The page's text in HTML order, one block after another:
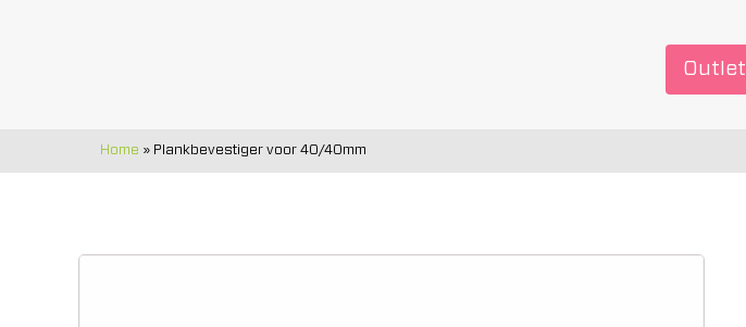
Outlet
Home » Plankbevestiger voor 40/40mm